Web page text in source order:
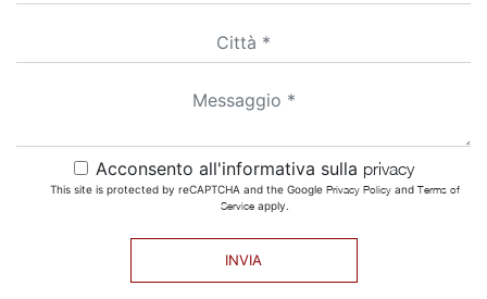
Acconsento all'informativa sulla privacy
This site is protected by reCAPTCHA and the Google Privacy Policyand Terms of
Serviceapply.
INVIA